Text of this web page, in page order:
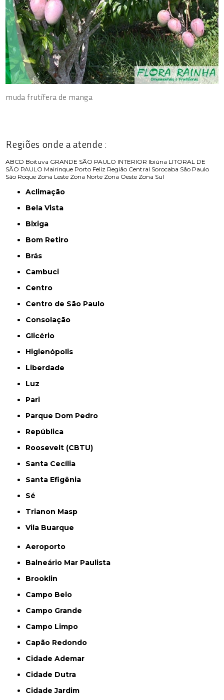
muda frutífera de manga
Regiões onde a atende :
ABCD Boituva GRANDE SÃO PAULO INTERIOR Ibiúna LITORAL DE
SÃO PAULO Mairinque Porto Feliz Região Central Sorocaba São Paulo
São Roque Zona Leste Zona Norte Zona Oeste Zona Sul
Aclimação
Bela Vista
Bixiga
Bom Retiro
Brás
Cambuci
Centro
Centro de São Paulo
Consolação
Glicério
Higienópolis
Liberdade
Luz
Pari
Parque Dom Pedro
República
Roosevelt (CBTU)
Santa Cecília
Santa Efigênia
Sé
Trianon Masp
Vila Buarque
Aeroporto
Balneário Mar Paulista
Brooklin
Campo Belo
Campo Grande
Campo Limpo
Capão Redondo
Cidade Ademar
Cidade Dutra
Cidade Jardim